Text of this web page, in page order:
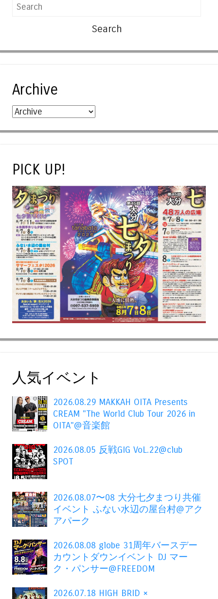
Search
Archive
PICK UP!
人気イベント
2026.08.29 MAKKAH OITA Presents
CREAM "The World Club Tour 2026 in
OITA"@音楽館
2026.08.05 反戦GIG VoL.22@club
SPOT
2026.08.07〜08 大分七夕まつり共催
イベント ふない水辺の屋台村@アク
アパーク
2026.08.08 globe 31周年バースデー
カウントダウンイベント DJ マー
ク・パンサー@FREEDOM
2026.07.18 HIGH BRID ×